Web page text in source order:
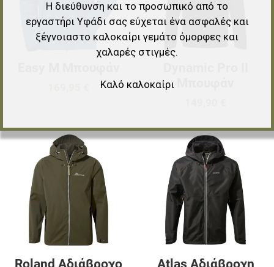
Προσθήκη στα αγαπημένα
Προσθήκη για σύγκριση
Γρήγορη ματιά
Η διεύθυνση και το προσωπικό από το
εργαστήρι Υφάδι σας εύχεται ένα ασφαλές και
ξέγνοιαστο καλοκαίρι γεμάτο όμορφες και
χαλαρές στιγμές.
Καλό καλοκαίρι